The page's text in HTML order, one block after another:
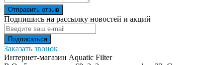
Отправить отзыв
Подпишись на рассылку новостей и акций
Заказать звонок
Интернет-магазин Aquatic Filter